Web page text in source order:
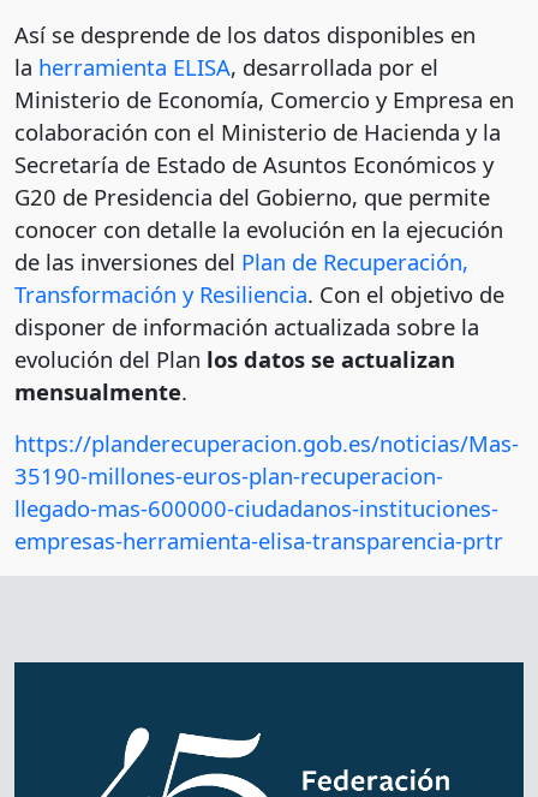
Así se desprende de los datos disponibles en
la herramienta ELISA, desarrollada por el
Ministerio de Economía, Comercio y Empresa en
colaboración con el Ministerio de Hacienda y la
Secretaría de Estado de Asuntos Económicos y
G20 de Presidencia del Gobierno, que permite
conocer con detalle la evolución en la ejecución
de las inversiones del Plan de Recuperación,
Transformación y Resiliencia. Con el objetivo de
disponer de información actualizada sobre la
evolución del Plan los datos se actualizan
mensualmente.
https://planderecuperacion.gob.es/noticias/Mas-
35190-millones-euros-plan-recuperacion-
llegado-mas-600000-ciudadanos-instituciones-
empresas-herramienta-elisa-transparencia-prtr